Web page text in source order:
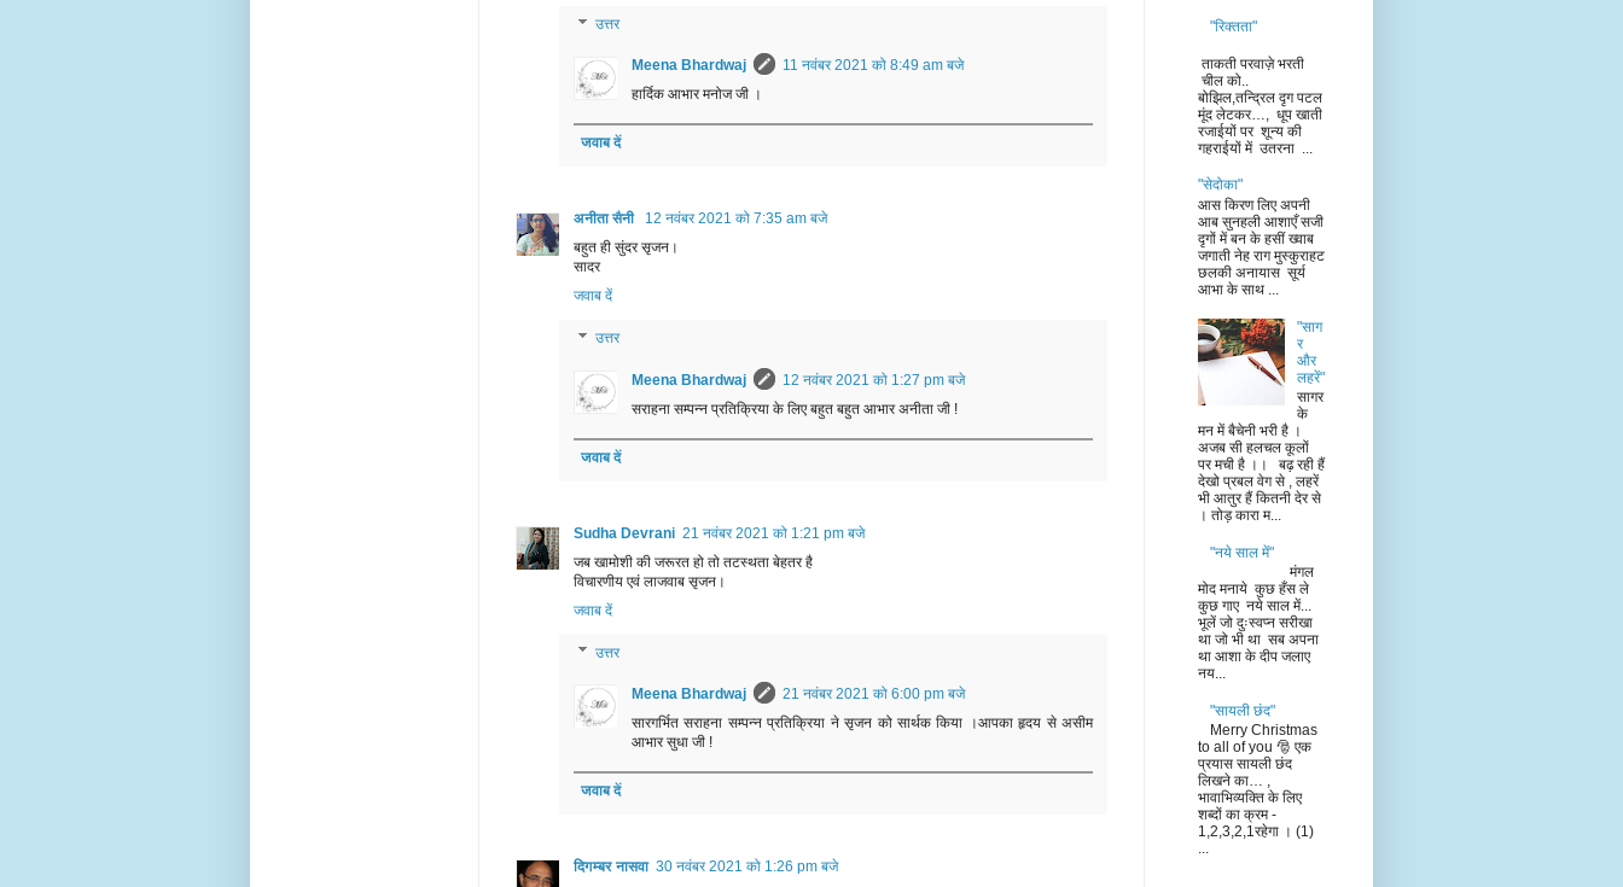
उत्तर
Meena Bhardwaj
11 नवंबर 2021 को 8:49 am बजे
हार्दिक आभार मनोज जी ।
जवाब दें
अनीता सैनी
12 नवंबर 2021 को 7:35 am बजे
बहुत ही सुंदर सृजन।
सादर
जवाब दें
उत्तर
Meena Bhardwaj
12 नवंबर 2021 को 1:27 pm बजे
सराहना सम्पन्न प्रतिक्रिया के लिए बहुत बहुत आभार अनीता जी !
जवाब दें
Sudha Devrani 21 नवंबर 2021 को 1:21 pm बजे
जब खामोशी की जरूरत हो तो तटस्थता बेहतर है
विचारणीय एवं लाजवाब सृजन।
जवाब दें
उत्तर
Meena Bhardwaj
21 नवंबर 2021 को 6:00 pm बजे
सारगर्भित सराहना सम्पन्न प्रतिक्रिया ने सृजन को सार्थक किया ।आपका हृदय से असीम
आभार सुधा जी !
जवाब दें
दिगम्बर नासवा 30 नवंबर 2021 को 1:26 pm बजे
"रिक्तता"
ताकती परवाज़े भरती
चील को..
बोझिल,तन्द्रिल दृग पटल
मूंद लेटकर…, धूप खाती
रजाईयों पर शून्य की
गहराईयों में उतरना ...
"सेदोका"
आस किरण लिए अपनी
आब सुनहली आशाएँ सजी
दृगों में बन के हसीं ख्वाब
जगाती नेह राग मुस्कुराहट
छलकी अनायास सूर्य
आभा के साथ ...
"साग
र
और
लहरें"
सागर
के
मन में बैचेनी भरी है ।
अजब सी हलचल कूलों
पर मची है ।। बढ़ रही हैं
देखो प्रबल वेग से , लहरें
भी आतुर हैं कितनी देर से
। तोड़ कारा म...
"नये साल में"
मंगल
मोद मनाये कुछ हँस ले
कुछ गाए नये साल में...
भूलें जो दुःस्वप्न सरीखा
था जो भी था सब अपना
था आशा के दीप जलाए
नय...
"सायली छंद"
Merry Christmas
to all of you 🎅 एक
प्रयास सायली छंद
लिखने का… ,
भावाभिव्यक्ति के लिए
शब्दों का क्रम -
1,2,3,2,1रहेगा । (1)
...